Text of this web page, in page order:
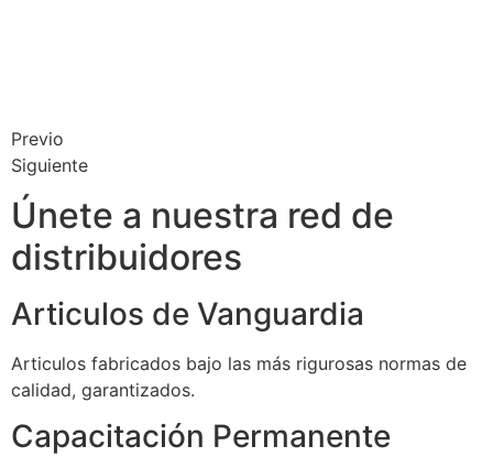
Previo
Siguiente
Únete a nuestra red de
distribuidores
Articulos de Vanguardia
Articulos fabricados bajo las más rigurosas normas de
calidad, garantizados.
Capacitación Permanente